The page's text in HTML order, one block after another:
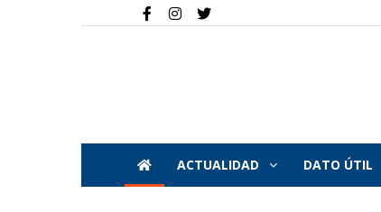
ACTUALIDAD DATO ÚTIL